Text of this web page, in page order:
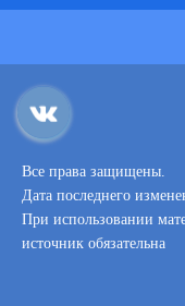
Все права защищены.
Дата последнего
При использовании
источник обязательна